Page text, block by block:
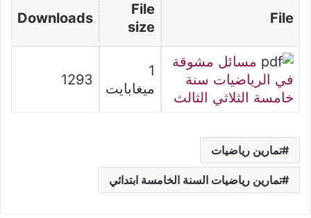
File
File
size
Downloads
مسائل مشوقة
في الرياضيات سنة
خامسة الثلاثي الثالث
1
ميغابايت
1293
تمارين رياضيات
تمارين رياضيات السنة الخامسة ابتدائي